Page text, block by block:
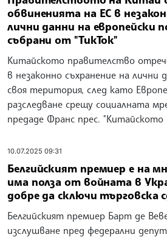
обвиненията на ЕС в
лични данни на европейски
събрани от "ТикТок"
Китайското правителство
в незаконно съхранение на лични
своя територия, след като
разследване срещу социалната
предаде Франс прес. "Китайското
10.07.2025 09:31
Белгийският премиер е на
има полза от войната в
добре да сключи търговска
Белгийският премиер Барт де
изслушване пред федерални